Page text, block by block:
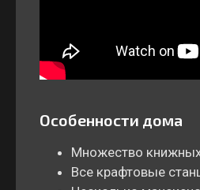
Особенности дома
Множество
Все крафтовые